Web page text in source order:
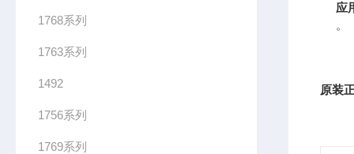
1768系列
1763系列
1492
1756系列
1769系列
应
。
原装